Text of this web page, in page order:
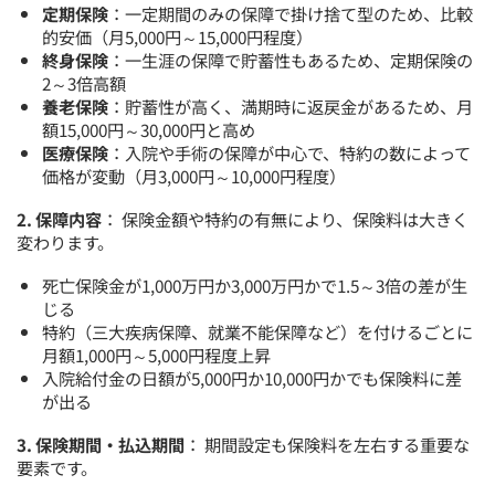
定期保険 ：一定期間のみの保障で掛け捨て型のため、比較
的安価（月5,000円～15,000円程度）
終身保険 ：一生涯の保障で貯蓄性もあるため、定期保険の
2～3倍高額
養老保険 ：貯蓄性が高く、満期時に返戻金があるため、月
額15,000円～30,000円と高め
医療保険 ：入院や手術の保障が中心で、特約の数によって
価格が変動（月3,000円～10,000円程度）
2. 保障内容 ： 保険金額や特約の有無により、保険料は大きく
変わります。
死亡保険金が1,000万円か3,000万円かで1.5～3倍の差が生
じる
特約（三大疾病保障、就業不能保障など）を付けるごとに
月額1,000円～5,000円程度上昇
入院給付金の日額が5,000円か10,000円かでも保険料に差
が出る
3. 保険期間・払込期間 ： 期間設定も保険料を左右する重要な
要素です。